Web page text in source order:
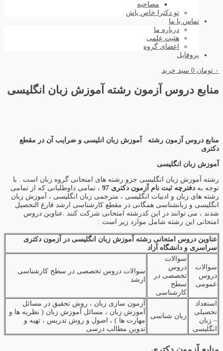
مصاحبه
تو دکترا خاص باش
تماس با ما
درباره ما
هئیت علمی
اعضای گروه
پروفایل
۰ تومان 0 سبد خرید
منابع دروس آزمون رشته آموزش زبان انگلیسی
منابع دروس آزمون رشته آموزش زبان انلیسی و ضرایب آن در مقطع
دکتری
آموزش زبان انگلیسی
رشته آموزش زبان انگلیسی جزو رشته های امتحانی گروه زبان است . با
توجه به دفترچه ثبت نام آزمون دکتری 97
، تمامی داوطلبانی که از تمامی
رشته های زبان و ادبیات انگلیسی ، مترجمی زبان انگلیسی ، آموزش زبان
انگلیسی و زبانشناسی همگانی در مقطع کارشناسی ارشد فارغ التحصیل
شدند ، می توانند در این کدرشته امتحانی شرکت کنند .عناوین دروس
امتحانی این رشته شامل موارد زیر است :
عناوین دروس امتحانی رشته آموزش زبان انگلیسی در آزمون دکتری
سراسری و دانشگاه آزاد
سوالات
دروس
عمومی
سوالات
دروس
تخصصی در
سطح
کارشناسی
سوالات دروس تخصصی در سطح کارشناسی
ارشد
استعداد
تحصیلی
– زبان
انگلیسی
زبان شناسی
آزمون سازی زبان ، روش تحقیق در مسائل
آموزش زبان ، مسائل آموزش زبان ( نظریه ها و
مهارت ها ) ، اصول و روش تدریس ، تهیه و
تدوین مطالب درسی